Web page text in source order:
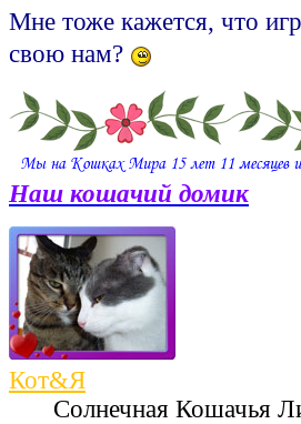
Мне тоже кажется, что
свою нам?
Наш кошачий домик
Кот&Я
Солнечная Кошачья